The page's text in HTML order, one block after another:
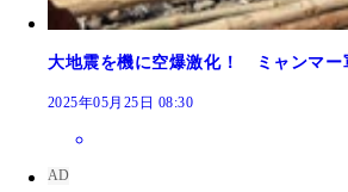
大地震を機に空爆激化！ ミャンマー
2025年05月25日 08:30